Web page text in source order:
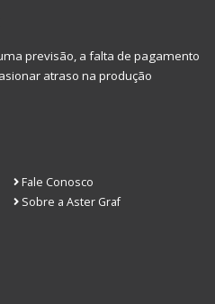
previsão, a falta de pagamento
atraso na produção
Fale Conosco
Sobre a Aster Graf